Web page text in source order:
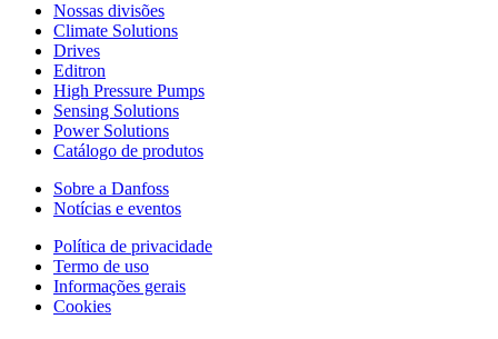
Nossas divisões
Climate Solutions
Drives
Editron
High Pressure Pumps
Sensing Solutions
Power Solutions
Catálogo de produtos
Sobre a Danfoss
Notícias e eventos
Política de privacidade
Termo de uso
Informações gerais
Cookies